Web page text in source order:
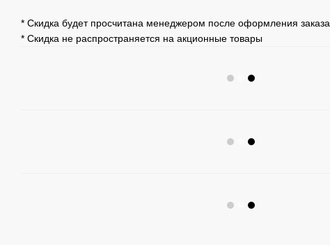
* Скидка будет просчитана менеджером после оформления заказа
* Скидка не распространяется на акционные товары